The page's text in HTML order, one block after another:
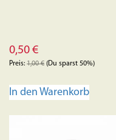
0,50 €
Preis: 1,00€ (Du sparst 50%)
In den Warenkorb